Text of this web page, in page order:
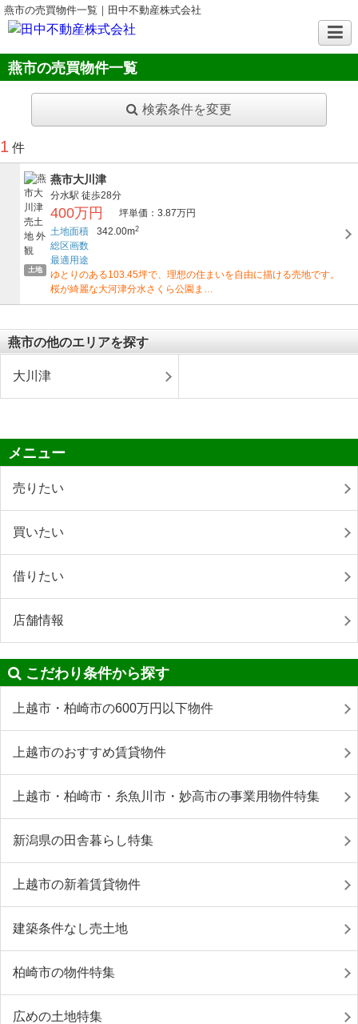
燕市の売買物件一覧｜田中不動産株式会社
燕市の売買物件一覧
検索条件を変更
1 件
土地
燕市大川津
分水駅 徒歩28分
400万円
坪単価：3.87万円
土地面積
342.00m2
総区画数
最適用途
ゆとりのある103.45坪で、理想の住まいを自由に描ける売地です。
桜が綺麗な大河津分水さくら公園ま…
燕市の他のエリアを探す
大川津
メニュー
売りたい
買いたい
借りたい
店舗情報
こだわり条件から探す
上越市・柏崎市の600万円以下物件
上越市のおすすめ賃貸物件
上越市・柏崎市・糸魚川市・妙高市の事業用物件特集
新潟県の田舎暮らし特集
上越市の新着賃貸物件
建築条件なし売土地
柏崎市の物件特集
広めの土地特集